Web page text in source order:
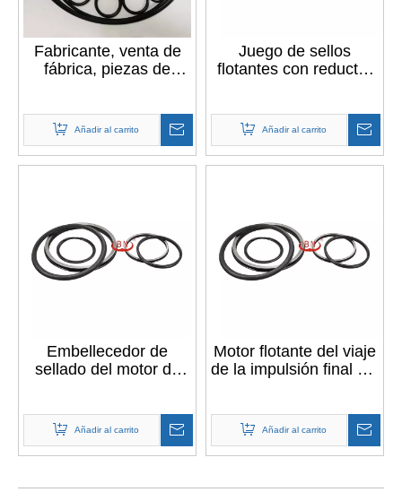
Fabricante, venta de
fábrica, piezas de
equipo de reparación
del motor de
desplazamiento del
Añadir al carrito
Juego de sellos
flotantes con reductor
excavadora
Añadir al carrito
Embellecedor de
sellado del motor de
Añadir al carrito
Motor flotante del viaje
de la impulsión final del
excavador 3 meses
CN; Cartón BN de
GUA -
Añadir al carrito